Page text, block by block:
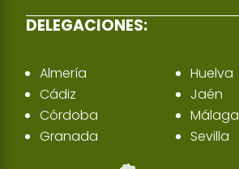
DELEGACIONES:
Almería
Cádiz
Córdoba
Granada
Huelva
Jaén
Málaga
Sevilla